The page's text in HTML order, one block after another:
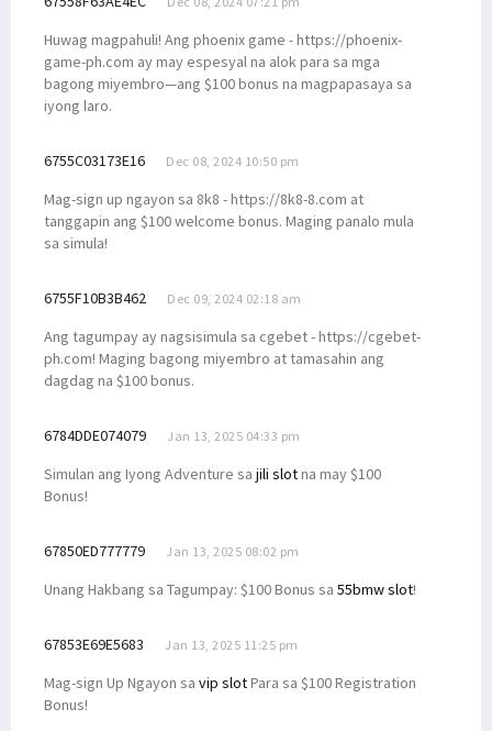
Huwag magpahuli! Ang phoenix game - https://phoenix-
game-ph.com ay may espesyal na alok para sa mga
bagong miyembro—ang $100 bonus na magpapasaya sa
iyong laro.
6755C03173E16 Dec 08, 2024 10:50 pm
Mag-sign up ngayon sa 8k8 - https://8k8-8.com at
tanggapin ang $100 welcome bonus. Maging panalo mula
sa simula!
6755F10B3B462 Dec 09, 2024 02:18 am
Ang tagumpay ay nagsisimula sa cgebet - https://cgebet-
ph.com! Maging bagong miyembro at tamasahin ang
dagdag na $100 bonus.
6784DDE074079 Jan 13, 2025 04:33 pm
Simulan ang Iyong Adventure sa jili slotna may $100
Bonus!
67850ED777779 Jan 13, 2025 08:02 pm
Unang Hakbang sa Tagumpay: $100 Bonus sa 55bmw slot!
67853E69E5683 Jan 13, 2025 11:25 pm
Mag-sign Up Ngayon sa vip slotPara sa $100 Registration
Bonus!